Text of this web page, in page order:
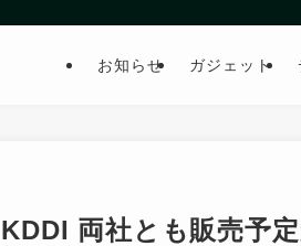
お知らせ ガジェット
両社とも販売予